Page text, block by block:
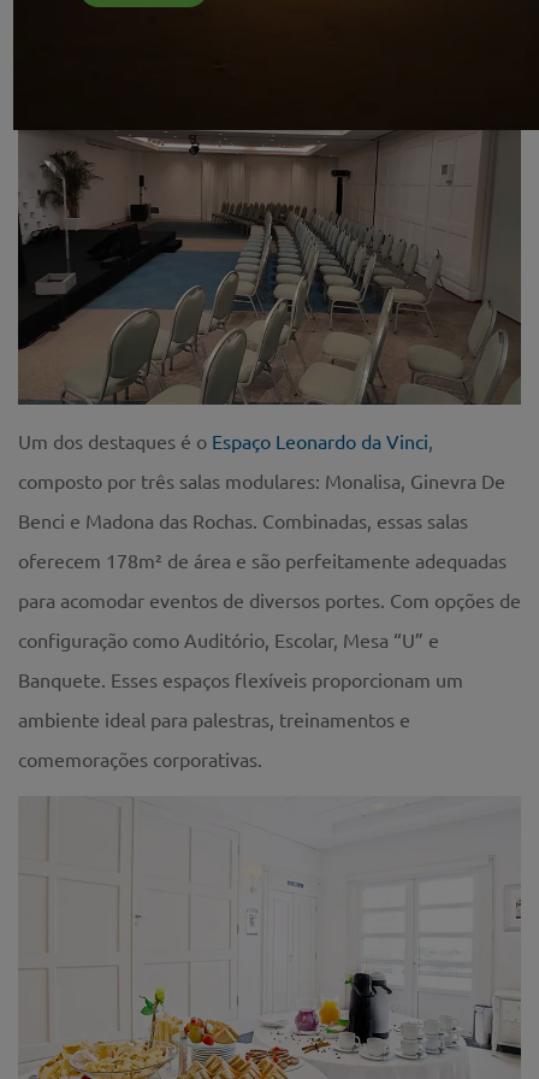
única e exclusiva para tornar cada ocasião inesquecível.
Um dos destaques é o Espaço Leonardo da Vinci
composto por três salas modulares: Monalisa, Ginevra De
Benci e Madona das Rochas. Combinadas, essas salas
oferecem 178m² de área e são perfeitamente adequadas
para acomodar eventos de diversos portes. Com opções de
configuração como Auditório, Escolar, Mesa “U” e
Banquete. Esses espaços flexíveis proporcionam um
ambiente ideal para palestras, treinamentos e
comemorações corporativas.